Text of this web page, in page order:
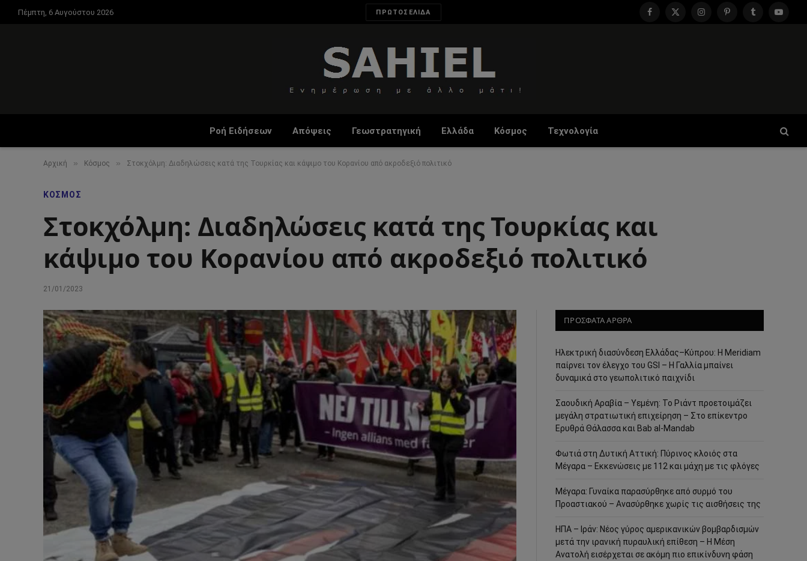
Πέμπτη, 6 Αυγούστου 2026 ΠΡΩΤΟΣΕΛΙΔΑ
Facebook
X
InstagramPinterestTumblr
Ροή Ειδήσεων Απόψεις Γεωστρατηγική Ελλάδα Κόσμος Τεχνολογία
Αρχική » Κόσμος » Στοκχόλμη: Διαδηλώσεις κατά της Τουρκίας και κάψιμο του Κορανίου από ακροδεξιό πολιτικό
ΚΌΣΜΟΣ
Στοκχόλμη: Διαδηλώσεις κατά της Τουρκίας και
κάψιμο του Κορανίου από ακροδεξιό πολιτικό
21/01/2023
ΠΡΟΣΦΑΤΑ ΑΡΘΡΑ
Ηλεκτρική διασύνδεση Ελλάδας–Κύπρου: Η Meridiam
παίρνει τον έλεγχο του GSI – Η Γαλλία μπαίνει
δυναμικά στο γεωπολιτικό παιχνίδι
Σαουδική Αραβία – Υεμένη: Το Ριάντ προετοιμάζει
μεγάλη στρατιωτική επιχείρηση – Στο επίκεντρο
Ερυθρά Θάλασσα και Bab al-Mandab
Φωτιά στη Δυτική Αττική: Πύρινος κλοιός στα
Μέγαρα – Εκκενώσεις με 112 και μάχη με τις φλόγες
Μέγαρα: Γυναίκα παρασύρθηκε από συρμό του
Προαστιακού – Ανασύρθηκε χωρίς τις αισθήσεις της
ΗΠΑ – Ιράν: Νέος γύρος αμερικανικών βομβαρδισμών
μετά την ιρανική πυραυλική επίθεση – Η Μέση
Ανατολή εισέρχεται σε ακόμη πιο επικίνδυνη φάση